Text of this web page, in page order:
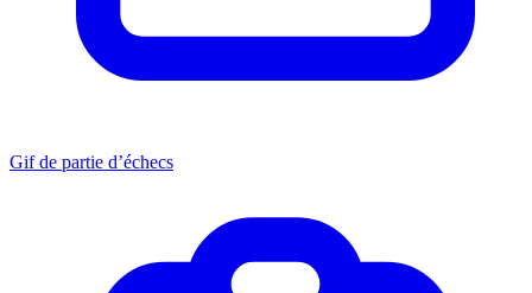
Gif de partie d’échecs